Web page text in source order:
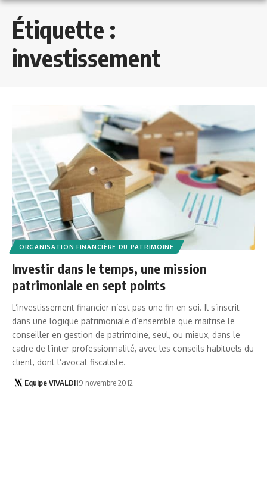
Étiquette :
investissement
ORGANISATION FINANCIÈRE DU PATRIMOINE
Investir dans le temps, une mission
patrimoniale en sept points
L’investissement financier n’est pas une fin en soi. Il s’inscrit
dans une logique patrimoniale d’ensemble que maitrise le
conseiller en gestion de patrimoine, seul, ou mieux, dans le
cadre de l’inter-professionnalité, avec les conseils habituels du
client, dont l’avocat fiscaliste.
Equipe VIVALDI19 novembre 2012